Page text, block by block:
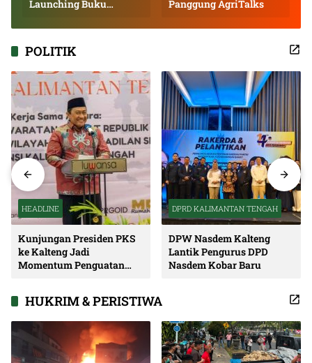
Launching Buku
Panggung AgriTalks
POLITIK
HEADLINE
Kunjungan Presiden PKS
ke Kalteng Jadi
Momentum Penguatan
DPRD KALIMANTAN TENGAH
DPW Nasdem Kalteng
Lantik Pengurus DPD
Nasdem Kobar Baru
HUKRIM & PERISTIWA